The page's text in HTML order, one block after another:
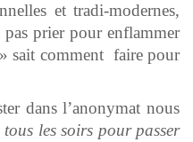
et tradi-modernes,
prier pour enflammer
sait comment faire pour
dans l’anonymat nous
les soirs pour passer